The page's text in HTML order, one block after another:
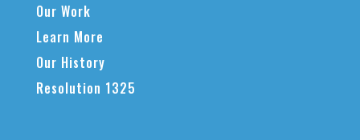
Our Work
Learn More
Our History
Resolution 1325